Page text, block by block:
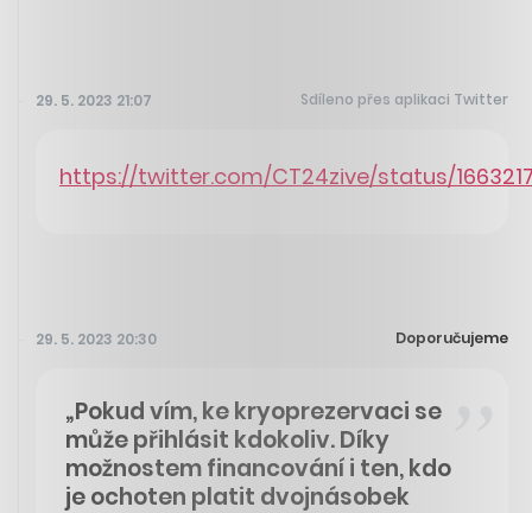
29. 5. 2023 21:07 Sdíleno přes aplikaci Twitter
https://twitter.com/CT24zive/status/
29. 5. 2023 20:30 Doporučujeme
„Pokud vím, ke kryoprezervaci se
může přihlásit kdokoliv. Díky
možnostem financování i ten, kdo
je ochoten platit dvojnásobek